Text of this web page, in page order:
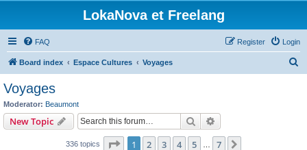
LokaNova et Freelang
FAQ Login
Register
Board index Espace Cultures Voyages
Voyages
Moderator: Beaumont
New Topic Search
336 topics Page 1of 7
1 2 3 4 5 7